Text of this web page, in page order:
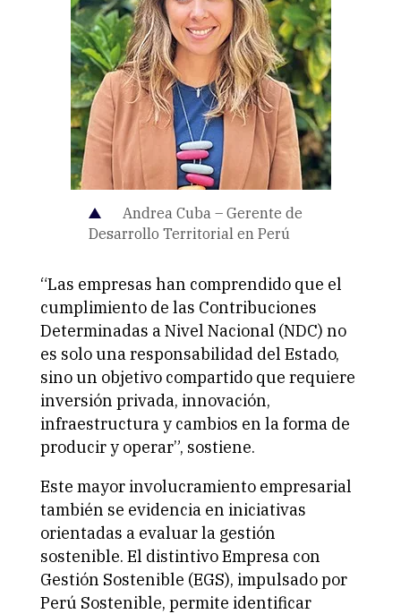
Andrea Cuba – Gerente de
Desarrollo Territorial en Perú
“Las empresas han comprendido que el
cumplimiento de las Contribuciones
Determinadas a Nivel Nacional (NDC) no
es solo una responsabilidad del Estado,
sino un objetivo compartido que requiere
inversión privada, innovación,
infraestructura y cambios en la forma de
producir y operar”, sostiene.
Este mayor involucramiento empresarial
también se evidencia en iniciativas
orientadas a evaluar la gestión
sostenible. El distintivo Empresa con
Gestión Sostenible (EGS), impulsado por
Perú Sostenible, permite identificar